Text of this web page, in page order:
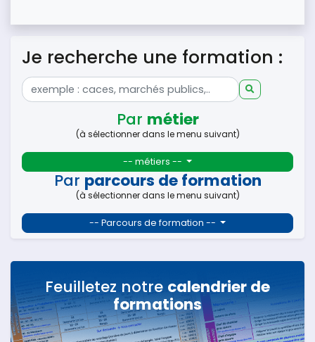
Je recherche une formation :
Par métier
(à sélectionner dans le menu suivant)
-- métiers --
Par parcours de formation
(à sélectionner dans le menu suivant)
-- Parcours de formation --
Feuilletez notre calendrier de
formations